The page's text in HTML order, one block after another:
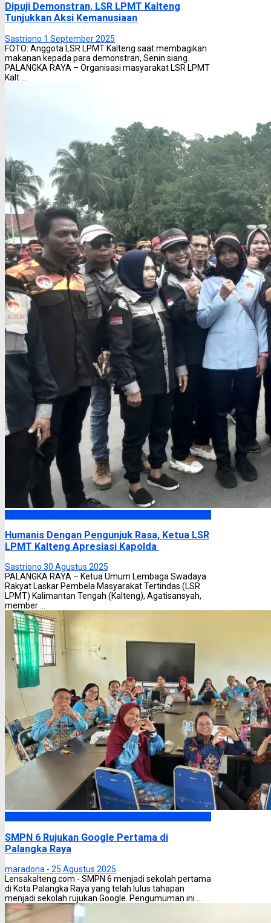
Dipuji Demonstran, LSR LPMT Kalteng
Tunjukkan Aksi Kemanusiaan
Sastriono 1 September 2025
FOTO: Anggota LSR LPMT Kalteng saat membagikan
makanan kepada para demonstran, Senin siang.
PALANGKA RAYA – Organisasi masyarakat LSR LPMT
Kalt ...
Humanis Dengan Pengunjuk Rasa, Ketua LSR
LPMT Kalteng Apresiasi Kapolda
Sastriono 30 Agustus 2025
PALANGKA RAYA – Ketua Umum Lembaga Swadaya
Rakyat Laskar Pembela Masyarakat Tertindas (LSR
LPMT) Kalimantan Tengah (Kalteng), Agatisansyah,
member ...
SMPN 6 Rujukan Google Pertama di
Palangka Raya
maradona - 25 Agustus 2025
Lensakalteng.com - SMPN 6 menjadi sekolah pertama
di Kota Palangka Raya yang telah lulus tahapan
menjadi sekolah rujukan Google. Pengumuman ini ...